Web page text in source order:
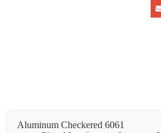
6061 Aluminum Checkered